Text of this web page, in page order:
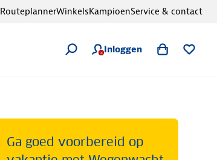
Inloggen
RouteplannerWinkelsKampioenService & contact
Ga goed voorbereid op